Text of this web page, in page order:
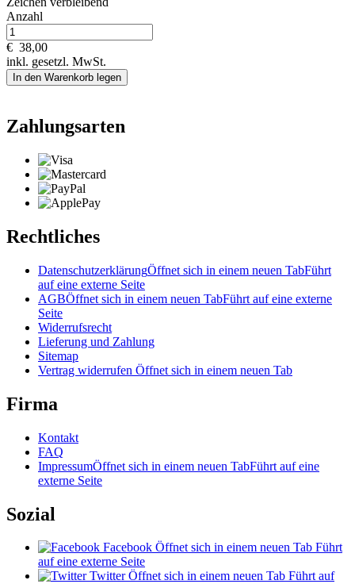
Anzahl
€ 38,00
inkl. gesetzl. MwSt.
In den Warenkorb legen
Zahlungsarten
Rechtliches
DatenschutzerklärungÖffnet sich in einem neuen TabFührt
auf eine externe Seite
AGBÖffnet sich in einem neuen TabFührt auf eine externe
Seite
Widerrufsrecht
Lieferung und Zahlung
Sitemap
Vertrag widerrufen Öffnet sich in einem neuen Tab
Firma
Kontakt
FAQ
ImpressumÖffnet sich in einem neuen TabFührt auf eine
externe Seite
Sozial
Facebook Öffnet sich in einem neuen Tab Führt
auf eine externe Seite
Twitter Öffnet sich in einem neuen Tab Führt auf